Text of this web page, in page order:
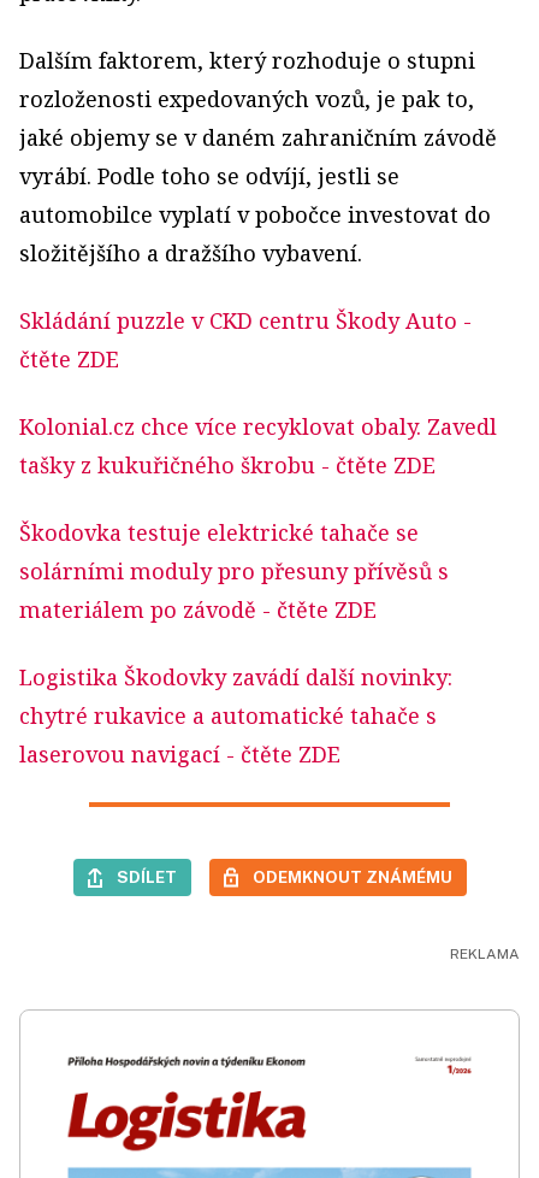
Dalším faktorem, který rozhoduje o stupni
rozloženosti expedovaných vozů, je pak to,
jaké objemy se v daném zahraničním závodě
vyrábí. Podle toho se odvíjí, jestli se
automobilce vyplatí v pobočce investovat do
složitějšího a dražšího vybavení.
Skládání puzzle v CKD centru Škody Auto -
čtěte ZDE
Kolonial.cz chce více recyklovat obaly. Zavedl
tašky z kukuřičného škrobu - čtěte ZDE
Škodovka testuje elektrické tahače se
solárními moduly pro přesuny přívěsů s
materiálem po závodě - čtěte ZDE
Logistika Škodovky zavádí další novinky:
chytré rukavice a automatické tahače s
laserovou navigací - čtěte ZDE
SDÍLET ODEMKNOUT ZNÁMÉMU